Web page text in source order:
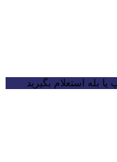
بله استعلام بگیرید